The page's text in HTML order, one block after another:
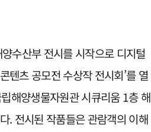
수산부 전시를 시작으로 디지털
텐츠 공모전 수상작 전시회’를 열
해양생물자원관 시큐리움 1층 해
. 전시된 작품들은 관람객의 이해